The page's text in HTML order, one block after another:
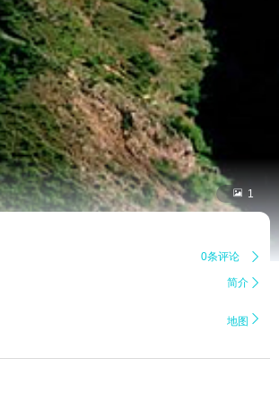
 1
0条评论 
简介 
地图 